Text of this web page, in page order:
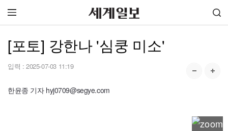
[포토] 강한나 '심쿵 미소'
입력 : 2025-07-03 11:19
한윤종 기자 hyj0709@segye.com